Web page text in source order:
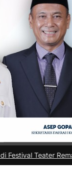
Nasional|#3 -